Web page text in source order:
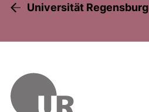
Universität Regensburg